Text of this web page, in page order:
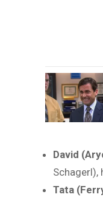
David
Schagerl),
Tata